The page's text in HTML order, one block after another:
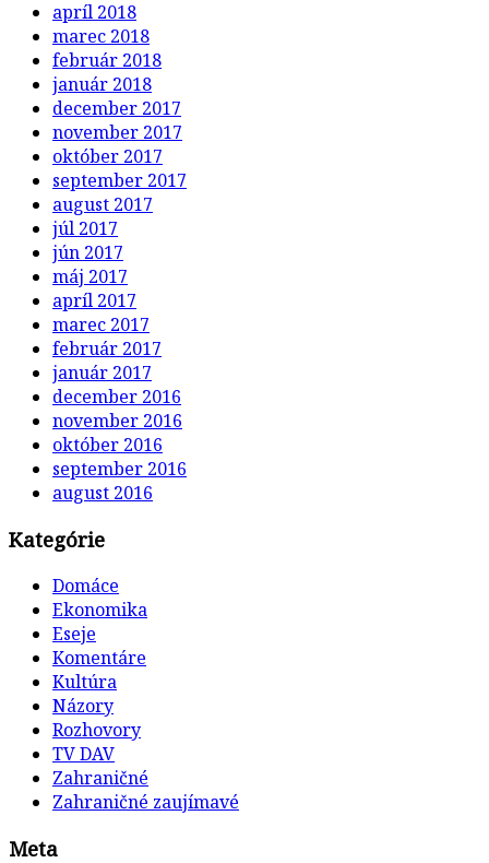
apríl 2018
marec 2018
február 2018
január 2018
december 2017
november 2017
október 2017
september 2017
august 2017
júl 2017
jún 2017
máj 2017
apríl 2017
marec 2017
február 2017
január 2017
december 2016
november 2016
október 2016
september 2016
august 2016
Kategórie
Domáce
Ekonomika
Eseje
Komentáre
Kultúra
Názory
Rozhovory
TV DAV
Zahraničné
Zahraničné zaujímavé
Meta